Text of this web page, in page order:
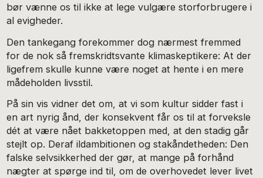
bør vænne os til ikke at lege vulgære storforbrugere i
al evigheder.
Den tankegang forekommer dog nærmest fremmed
for de nok så fremskridtsvante klimaskeptikere: At der
ligefrem skulle kunne være noget at hente i en mere
mådeholden livsstil.
På sin vis vidner det om, at vi som kultur sidder fast i
en art nyrig ånd, der konsekvent får os til at forveksle
dét at være nået bakketoppen med, at den stadig går
stejlt op. Deraf ildambitionen og stakåndetheden: Den
falske selvsikkerhed der gør, at mange på forhånd
nægter at spørge ind til, om de overhovedet lever livet